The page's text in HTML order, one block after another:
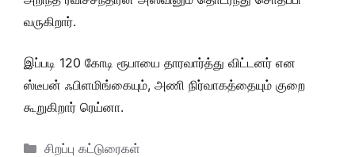
வருகிறார்.
இப்படி 120 கோடி ரூபாயை தாரவார்த்து விட்டனர் என
ஸ்டீபன் ஃபிளமிங்கையும், அணி நிர்வாகத்தையும் குறை
கூறுகிறார் ரெய்னா.
Categories
சிறப்பு கட்டுரைகள்